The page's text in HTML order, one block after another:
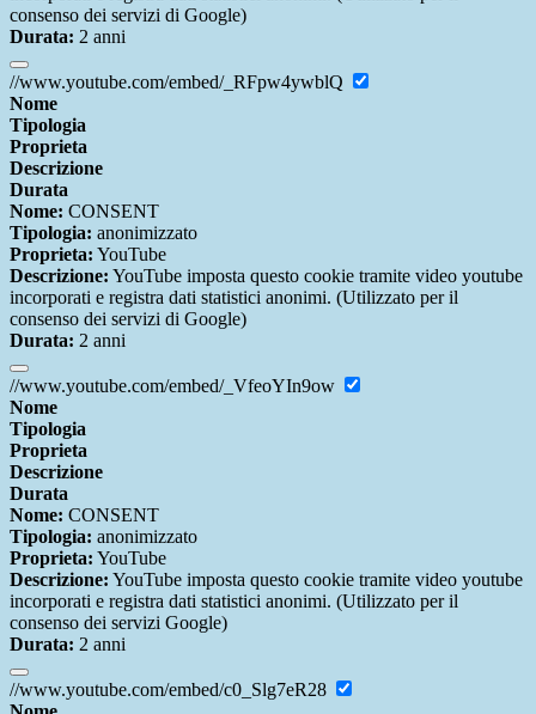
consenso dei servizi di Google)
Durata: 2 anni
//www.youtube.com/embed/_RFpw4ywblQ
Nome
Tipologia
Proprieta
Descrizione
Durata
Nome: CONSENT
Tipologia: anonimizzato
Proprieta: YouTube
Descrizione: YouTube imposta questo cookie tramite video youtube
incorporati e registra dati statistici anonimi. (Utilizzato per il
consenso dei servizi di Google)
Durata: 2 anni
//www.youtube.com/embed/_VfeoYIn9ow
Nome
Tipologia
Proprieta
Descrizione
Durata
Nome: CONSENT
Tipologia: anonimizzato
Proprieta: YouTube
Descrizione: YouTube imposta questo cookie tramite video youtube
incorporati e registra dati statistici anonimi. (Utilizzato per il
consenso dei servizi Google)
Durata: 2 anni
//www.youtube.com/embed/c0_Slg7eR28